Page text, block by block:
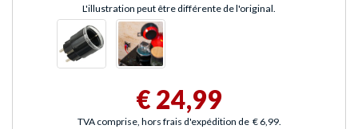
L'illustration peut être différente de l'original.
€ 24,99
TVA comprise, hors frais d'expédition de € 6,99.